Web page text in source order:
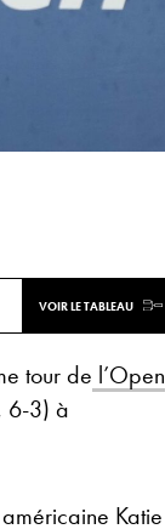
VOIR LE TABLEAU
tour de l’Open
6-3) à
Katie